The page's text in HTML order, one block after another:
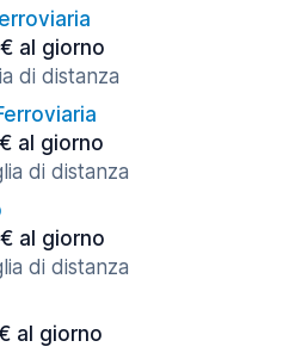
al giorno
di distanza
al giorno
di distanza
al giorno
di distanza
al giorno